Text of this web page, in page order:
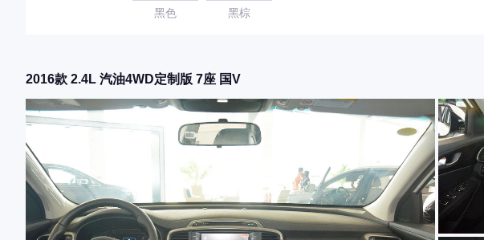
黑色
黑棕
2016款 2.4L 汽油4WD定制版 7座 国V